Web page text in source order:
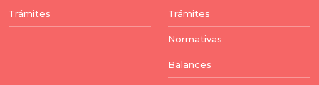
Trámites Trámites
Normativas
Balances